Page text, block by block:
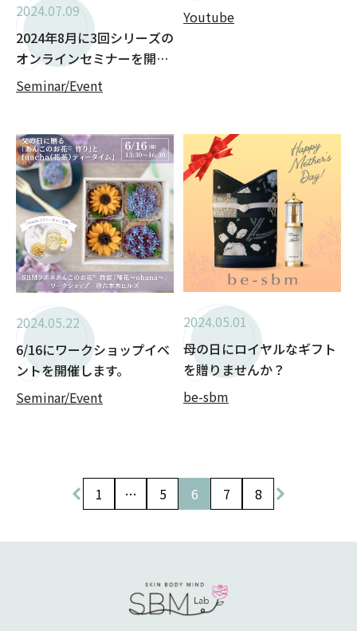
2024.07.09
2024年8月に3回シリーズの
オンラインセミナーを開催
します。
Seminar/Event
Youtube
2024.05.22
6/16にワークショップイベ
ントを開催します。
Seminar/Event
2024.05.01
母の日にロイヤルなギフト
を贈りませんか？
be-sbm
投
1 … 5 6 7 8